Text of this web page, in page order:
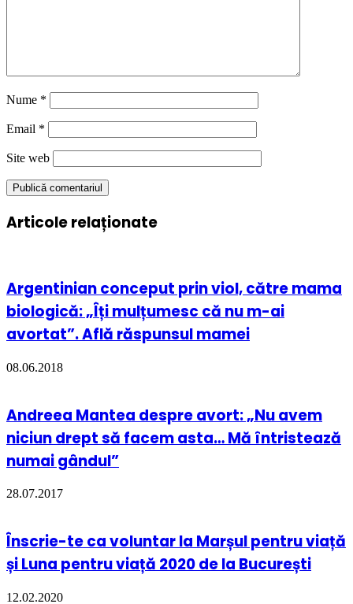
Nume *
Email *
Site web
Articole relaționate
Argentinian conceput prin viol, către mama
biologică: „Îți mulțumesc că nu m-ai
avortat”. Află răspunsul mamei
08.06.2018
Andreea Mantea despre avort: „Nu avem
niciun drept să facem asta… Mă întristează
numai gândul”
28.07.2017
Înscrie-te ca voluntar la Marșul pentru viață
și Luna pentru viață 2020 de la București
12.02.2020